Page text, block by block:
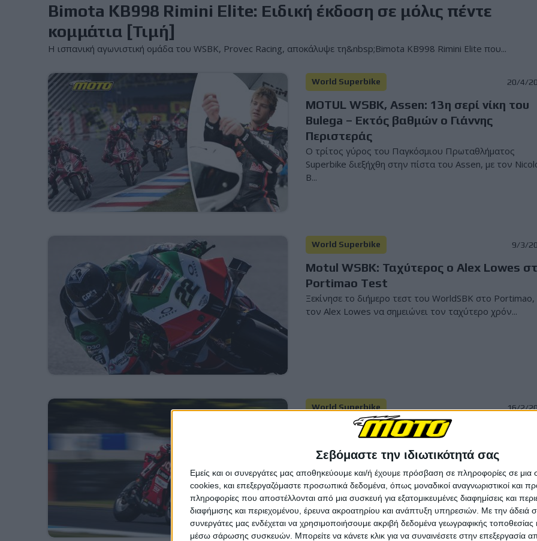
Σεβόμαστε την ιδιωτικότητά σας
Εμείς και οι συνεργάτες μας αποθηκεύουμε και/ή έχουμε πρόσβαση σε πληροφορίες σε
cookies, και επεξεργαζόμαστε προσωπικά δεδομένα, όπως μοναδικοί αναγνωριστικοί και
πληροφορίες που αποστέλλονται από μια συσκευή για εξατομικευμένες διαφημίσεις και
διαφήμισης και περιεχομένου, έρευνα ακροατηρίου και ανάπτυξη υπηρεσιών. Με την άδειά
συνεργάτες μας ενδέχεται να χρησιμοποιήσουμε ακριβή δεδομένα γεωγραφικής τοποθεσίας
μέσω σάρωσης συσκευών. Μπορείτε να κάνετε κλικ για να συναινέσετε στην επεξεργασία
Bimota KB998 Rimini Elite: Ειδική έκδοση σε μόλις πέντε
κομμάτια [Τιμή]
Η ισπανική αγωνιστική ομάδα του WSBK, Provec Racing, αποκάλυψε τη&nbsp;Bimota KB998 Rimini Elite που...
World Superbike 20/4/
MOTUL WSBK, Assen: 13η σερί νίκη του
Bulega – Εκτός βαθμών ο Γιάννης
Περιστεράς
Ο τρίτος γύρος του Παγκόσμιου Πρωταθλήματος
Superbike διεξήχθη στην πίστα του Assen, με τον
B...
World Superbike 9/3/
Motul WSBK: Ταχύτερος o Alex Lowes
Portimao Test
Ξεκίνησε το διήμερο τεστ του WorldSBK στο Portimao,
τον Alex Lowes να σημειώνει τον ταχύτερο χρόν...
World Superbike 16/2/
MOTUL WSBK 2026, Phillip Island Test, 1η
[Χρόνοι]
Τελείωσε μόλις η πρώτη ημέρα των δοκιμών στο Phillip
Island, πριν την αρχή της σεζόν που ξεκινά το ε...